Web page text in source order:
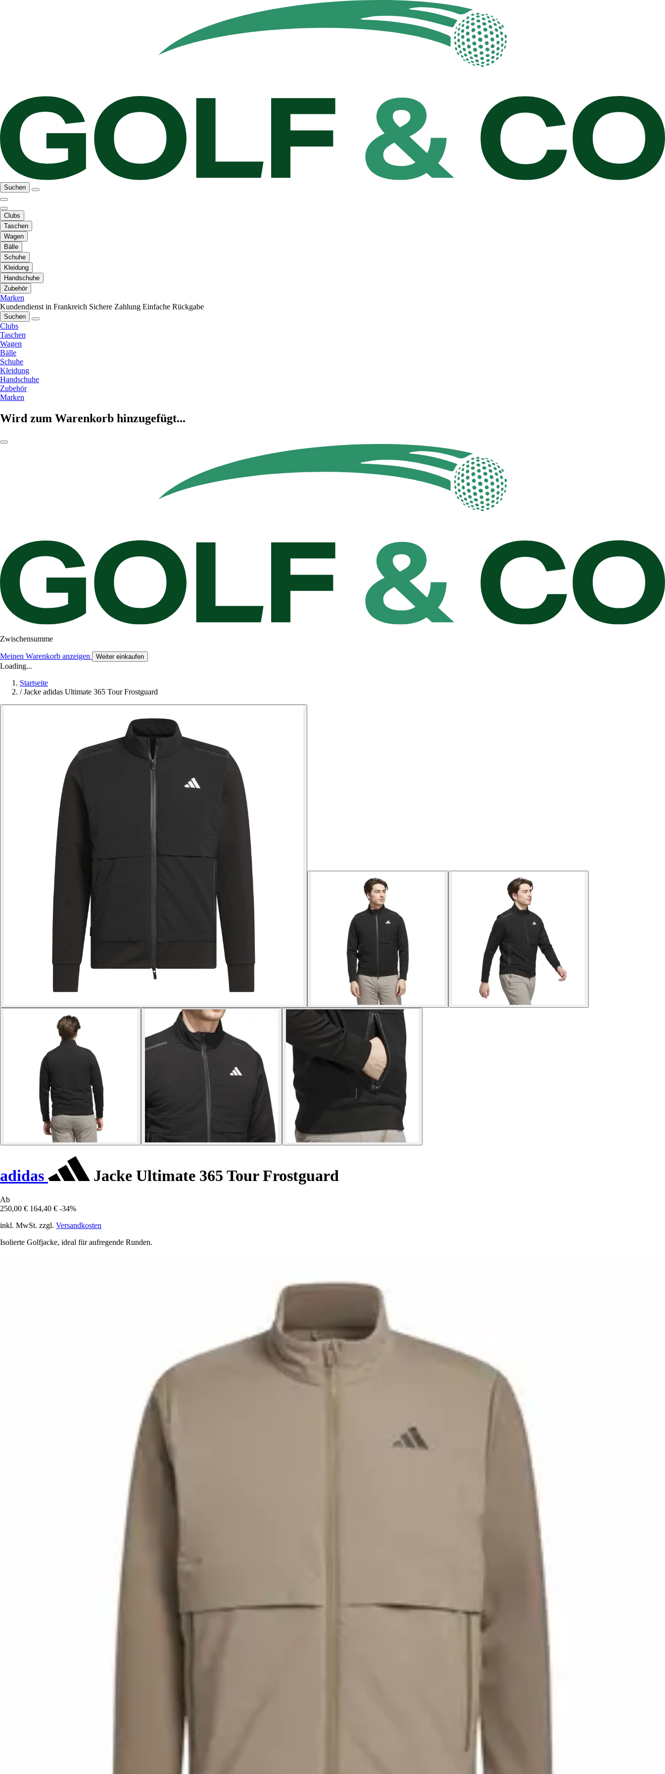
Suchen
Clubs
Taschen
Wagen
Bälle
Schuhe
Kleidung
Handschuhe
Zubehör
Marken
Kundendienst in Frankreich Sichere Zahlung Einfache Rückgabe
Suchen
Clubs
Taschen
Wagen
Bälle
Schuhe
Kleidung
Handschuhe
Zubehör
Marken
Wird zum Warenkorb hinzugefügt...
Zwischensumme
Meinen Warenkorb anzeigen Weiter einkaufen
Loading...
Startseite
/ Jacke adidas Ultimate 365 Tour Frostguard
adidas Jacke Ultimate 365 Tour Frostguard
Ab
250,00 € 164,40 € -34%
inkl. MwSt. zzgl. Versandkosten
Isolierte Golfjacke, ideal für aufregende Runden.